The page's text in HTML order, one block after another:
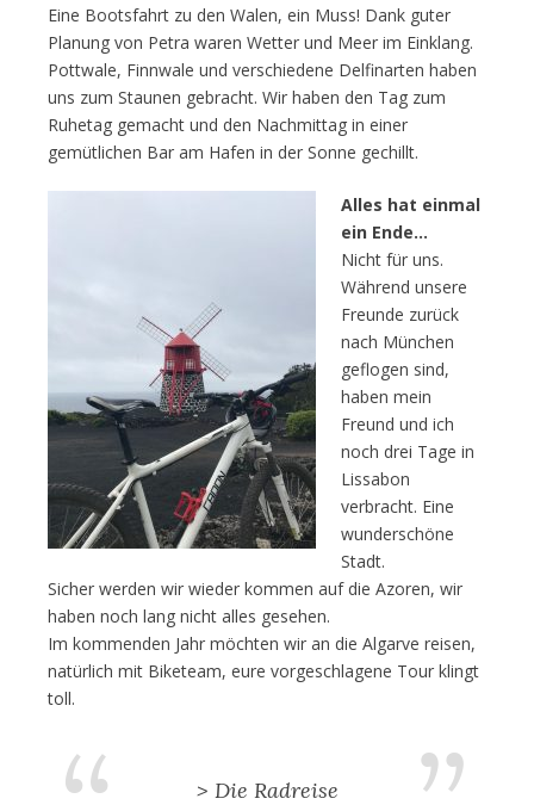
Eine Bootsfahrt zu den Walen, ein Muss! Dank guter
Planung von Petra waren Wetter und Meer im Einklang.
Pottwale, Finnwale und verschiedene Delfinarten haben
uns zum Staunen gebracht. Wir haben den Tag zum
Ruhetag gemacht und den Nachmittag in einer
gemütlichen Bar am Hafen in der Sonne gechillt.
Alles hat einmal
ein Ende…
Nicht für uns.
Während unsere
Freunde zurück
nach München
geflogen sind,
haben mein
Freund und ich
noch drei Tage in
Lissabon
verbracht. Eine
wunderschöne
Stadt.
Sicher werden wir wieder kommen auf die Azoren, wir
haben noch lang nicht alles gesehen.
Im kommenden Jahr möchten wir an die Algarve reisen,
natürlich mit Biketeam, eure vorgeschlagene Tour klingt
toll.
> Die Radreise